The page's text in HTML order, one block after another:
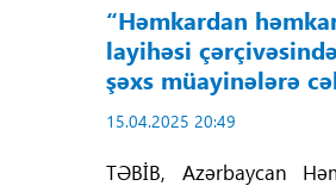
“Həmkardan
layihəsi
şəxs müayinələrə
15.04.2025 20:49
TƏBİB, Azərbaycan